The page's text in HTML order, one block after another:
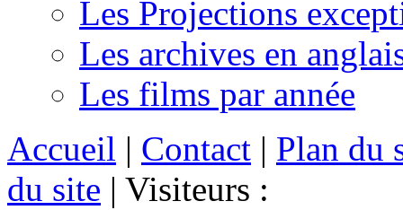
Les Projections
Les archives en
Les films par année
Accueil | Contact | Plan du
du site | Visiteurs :